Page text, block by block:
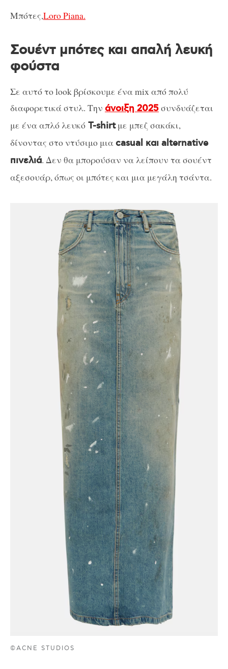
Μπότες,Loro Piana.
Σουέντ μπότες και απαλή λευκή
φούστα
Σε αυτό το look βρίσκουμε ένα mix από πολύ
διαφορετικά στυλ. Την άνοιξη 2025συνδυάζεται
με ένα απλό λευκό T-shirtμε μπεζ σακάκι,
δίνοντας στο ντύσιμο μιαcasual και alternative
πινελιά. Δεν θα μπορούσαν να λείπουν τα σουέντ
αξεσουάρ, όπως οι μπότες και μια μεγάλη τσάντα.
©ACNE STUDIOS